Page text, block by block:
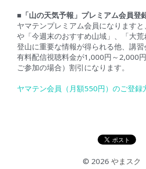
■「山の天気予報」プレミアム会員登
ヤマテンプレミアム会員になります
や「今週末のおすすめ山域」、「大
登山に重要な情報が得られる他、講習
有料配信視聴料金が1,000円～2,000
ご参加の場合）割引になります。
ヤマテン会員（月額550円）のご登録
© 2026 やまスク